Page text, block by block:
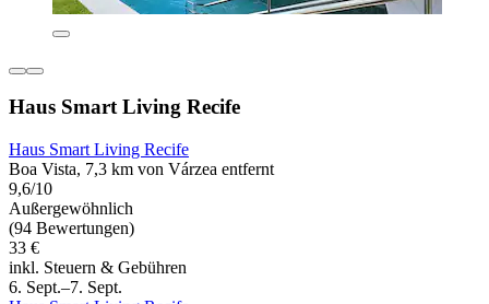
Haus Smart Living Recife
Haus Smart Living Recife
Boa Vista, 7,3 km von Várzea entfernt
9,6/10
Außergewöhnlich
(94 Bewertungen)
33 €
inkl. Steuern & Gebühren
6. Sept.–7. Sept.